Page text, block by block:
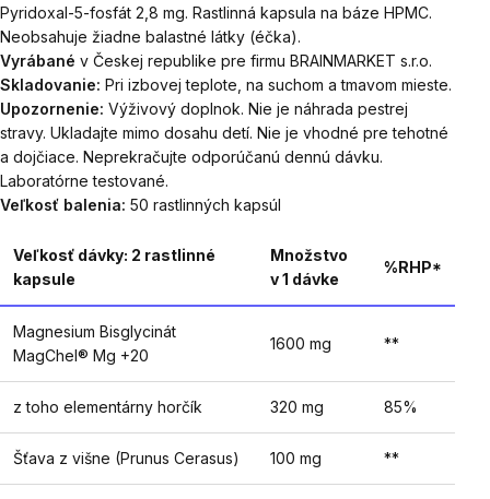
Pyridoxal-5-fosfát 2,8 mg. Rastlinná kapsula na báze HPMC.
Neobsahuje žiadne balastné látky (éčka).
Vyrábané v Českej republike pre firmu BRAINMARKET s.r.o.
Skladovanie: Pri izbovej teplote, na suchom a tmavom mieste.
Upozornenie: Výživový doplnok. Nie je náhrada pestrej
stravy. Ukladajte mimo dosahu detí. Nie je vhodné pre tehotné
a dojčiace. Neprekračujte odporúčanú dennú dávku.
Laboratórne testované.
Veľkosť balenia: 50 rastlinných kapsúl
Veľkosť dávky: 2 rastlinné
kapsule
Množstvo
v 1 dávke
%RHP*
Magnesium Bisglycinát
MagChel® Mg +20
1600 mg **
z toho elementárny horčík 320 mg 85%
Šťava z višne (Prunus Cerasus) 100 mg **